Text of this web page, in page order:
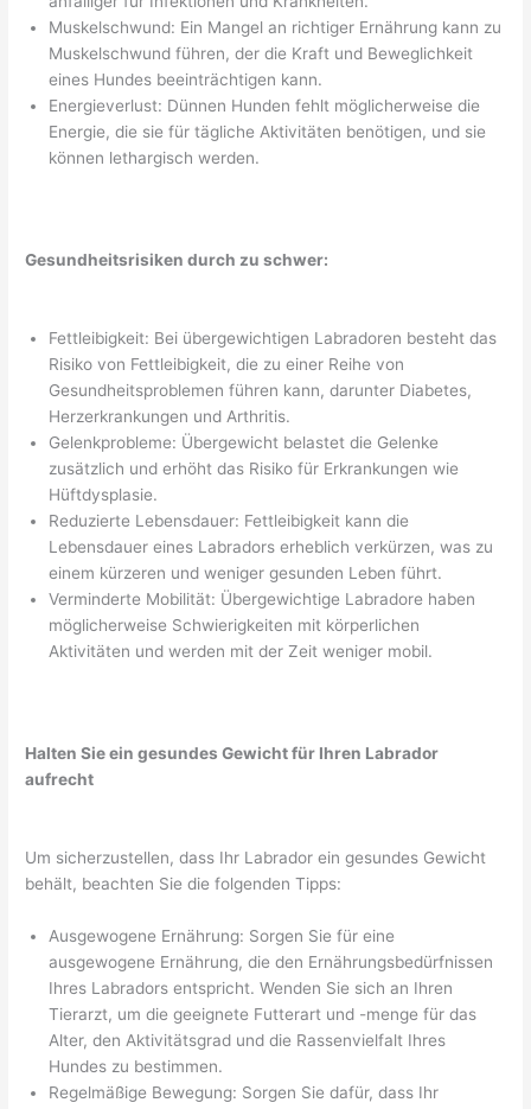
Muskelschwund: Ein Mangel an richtiger Ernährung kann zu
Muskelschwund führen, der die Kraft und Beweglichkeit
eines Hundes beeinträchtigen kann.
Energieverlust: Dünnen Hunden fehlt möglicherweise die
Energie, die sie für tägliche Aktivitäten benötigen, und sie
können lethargisch werden.
Gesundheitsrisiken durch zu schwer:
Fettleibigkeit: Bei übergewichtigen Labradoren besteht das
Risiko von Fettleibigkeit, die zu einer Reihe von
Gesundheitsproblemen führen kann, darunter Diabetes,
Herzerkrankungen und Arthritis.
Gelenkprobleme: Übergewicht belastet die Gelenke
zusätzlich und erhöht das Risiko für Erkrankungen wie
Hüftdysplasie.
Reduzierte Lebensdauer: Fettleibigkeit kann die
Lebensdauer eines Labradors erheblich verkürzen, was zu
einem kürzeren und weniger gesunden Leben führt.
Verminderte Mobilität: Übergewichtige Labradore haben
möglicherweise Schwierigkeiten mit körperlichen
Aktivitäten und werden mit der Zeit weniger mobil.
Halten Sie ein gesundes Gewicht für Ihren Labrador
aufrecht
Um sicherzustellen, dass Ihr Labrador ein gesundes Gewicht
behält, beachten Sie die folgenden Tipps:
Ausgewogene Ernährung: Sorgen Sie für eine
ausgewogene Ernährung, die den Ernährungsbedürfnissen
Ihres Labradors entspricht. Wenden Sie sich an Ihren
Tierarzt, um die geeignete Futterart und -menge für das
Alter, den Aktivitätsgrad und die Rassenvielfalt Ihres
Hundes zu bestimmen.
Regelmäßige Bewegung: Sorgen Sie dafür, dass Ihr